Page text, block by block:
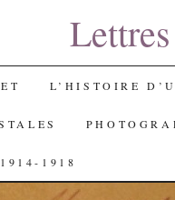
L’HISTOIRE
1918